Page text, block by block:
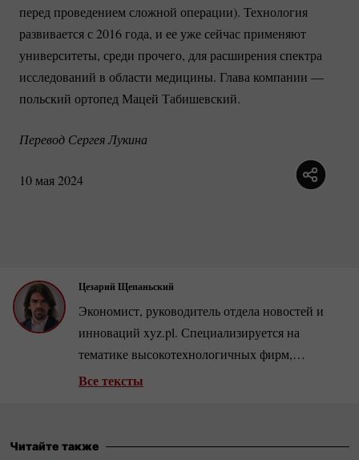
перед проведением сложной операции). Технология
развивается с 2016 года, и ее уже сейчас применяют
университеты, среди прочего, для расширения спектра
исследований в области медицины. Глава компании —
польский ортопед Мацей Табишевский.
Перевод Сергея Лукина
10 мая 2024
Цезарий Щепаньский
Экономист, руководитель отдела новостей и
инноваций xyz.pl. Специализируется на
тематике высокотехнологичных фирм,
розничной торговли и рынка недвижимости.
экономистами.
Все тексты
Читайте также